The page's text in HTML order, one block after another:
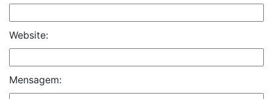
Website:
Mensagem: